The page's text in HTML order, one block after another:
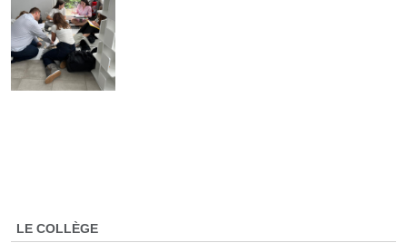
LE COLLÈGE